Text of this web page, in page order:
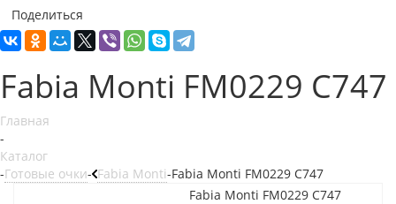
Поделиться
Fabia Monti FM0229 C747
Главная
-
Каталог
-Готовые очки- Fabia Monti-Fabia Monti FM0229 C747
Fabia Monti FM0229 C747